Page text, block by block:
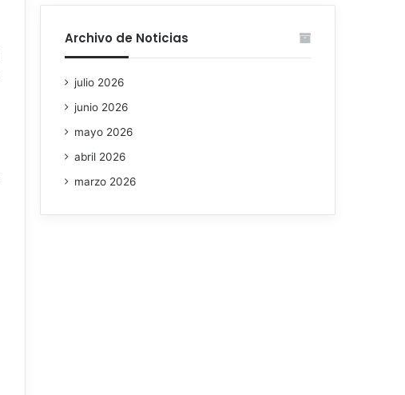
Archivo de Noticias
julio 2026
junio 2026
mayo 2026
abril 2026
marzo 2026